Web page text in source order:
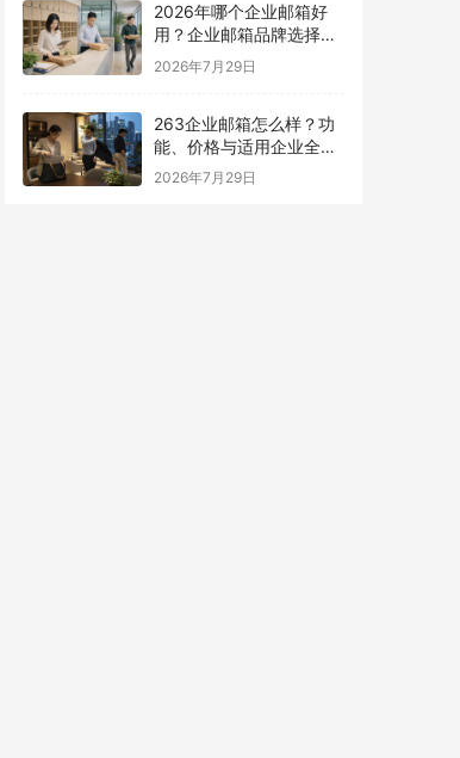
2026年哪个企业邮箱好
用？企业邮箱品牌选择指
南
2026年7月29日
263企业邮箱怎么样？功
能、价格与适用企业全面
解析
2026年7月29日